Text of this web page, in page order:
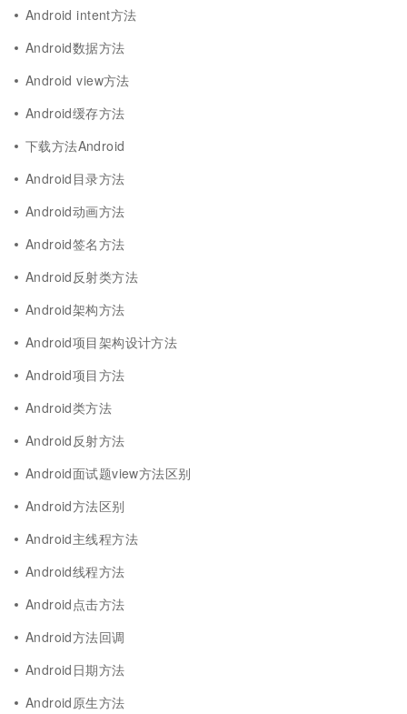
Android intent方法
Android数据方法
Android view方法
Android缓存方法
下载方法Android
Android目录方法
Android动画方法
Android签名方法
Android反射类方法
Android架构方法
Android项目架构设计方法
Android项目方法
Android类方法
Android反射方法
Android面试题view方法区别
Android方法区别
Android主线程方法
Android线程方法
Android点击方法
Android方法回调
Android日期方法
Android原生方法